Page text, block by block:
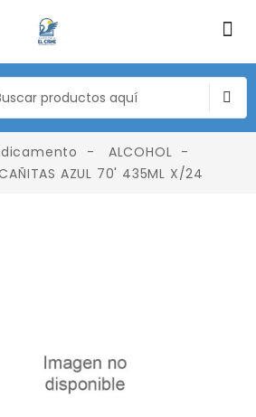
ALCOHOL
AZUL 70' 435ML X/24